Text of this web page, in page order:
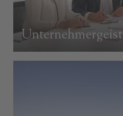
Unternehmergeist